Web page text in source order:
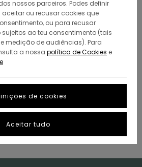
nossos parceiros. Podes definir
ou recusar cookies que
ou para recusar
ao teu consentimento (tais
medição de audiências). Para
a nossa política de Cookies e
de cookies
Aceitar tudo